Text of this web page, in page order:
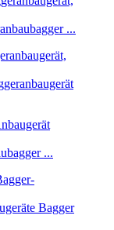
...
...
Bagger